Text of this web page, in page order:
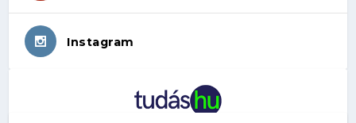
Instagram